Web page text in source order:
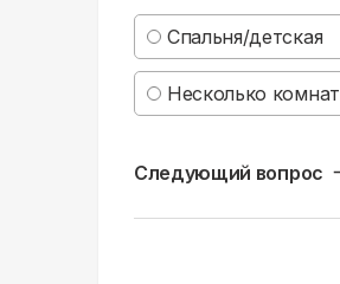
Спальня/детская
Несколько комнат
Следующий вопрос